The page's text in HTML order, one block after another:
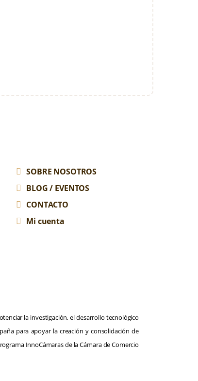
SOBRE NOSOTROS
BLOG / EVENTOS
CONTACTO
Mi cuenta
la investigación, el desarrollo tecnológico
para apoyar la creación y consolidación de
InnoCámaras de la Cámara de Comercio